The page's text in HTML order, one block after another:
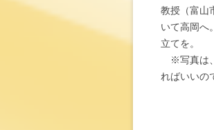
教授（富山
いて高岡へ
立てを。
※写真は、
ればいいの